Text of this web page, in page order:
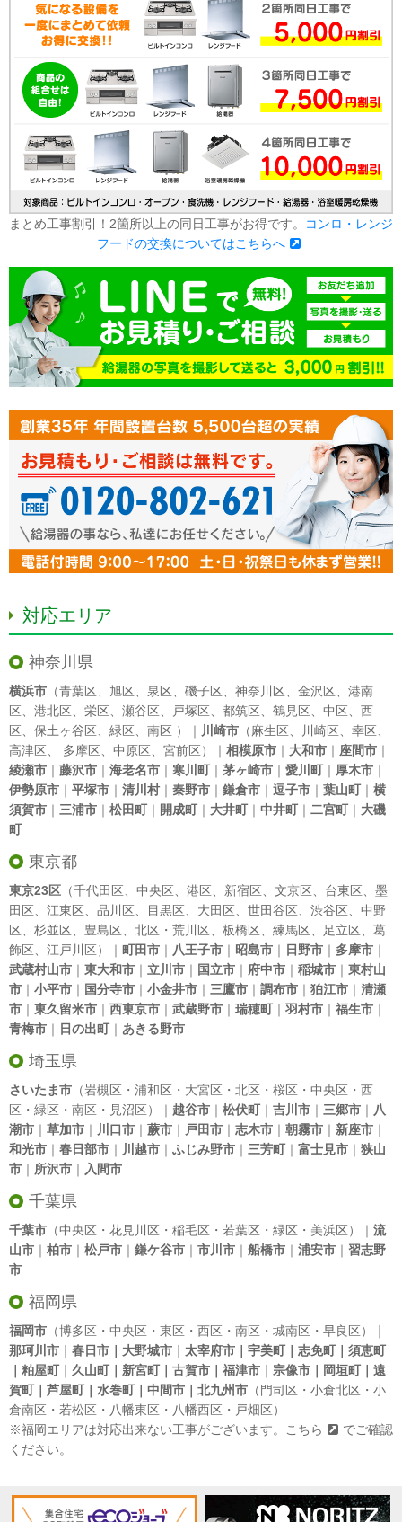
まとめ工事割引！2箇所以上の同日工事がお得です。
コンロ・レンジ
フードの交換についてはこちらへ
対応エリア
神奈川県
横浜市 （青葉区 旭区 泉区 磯子区 神奈川区 金沢区
港南
区
港北区 栄区 瀬谷区 戸塚区 都筑区 鶴見区 中区
西
区
保土ヶ谷区 緑区 南区 ）｜ 川崎市 （麻生区 川崎区 幸区
高津区
多摩区 中原区 宮前区）｜ 相模原市 ｜ 大和市 ｜ 座間市 ｜
綾瀬市 ｜ 藤沢市 ｜ 海老名市 ｜ 寒川町｜ 茅ヶ崎市 ｜ 愛川町｜ 厚木市 ｜
伊勢原市 ｜ 平塚市 ｜ 清川村｜ 秦野市 ｜ 鎌倉市 ｜ 逗子市 ｜ 葉山町｜ 横
須賀市 ｜ 三浦市 ｜ 松田町｜ 開成町｜ 大井町｜ 中井町｜ 二宮町｜ 大磯
町
東京都
東京23区 （千代田区 中央区 港区 新宿区 文京区 台東区
墨
田区
江東区 品川区 目黒区 大田区 世田谷区 渋谷区
中野
区
杉並区 豊島区 北区 ・ 荒川区 板橋区 練馬区 足立区
葛
飾区
江戸川区）｜ 町田市 ｜ 八王子市 ｜ 昭島市 ｜ 日野市 ｜ 多摩市 ｜
武蔵村山市 ｜ 東大和市 ｜ 立川市 ｜ 国立市 ｜ 府中市 ｜ 稲城市 ｜ 東村山
市 ｜ 小平市 ｜ 国分寺市 ｜ 小金井市 ｜ 三鷹市 ｜ 調布市 ｜ 狛江市 ｜ 清瀬
市 ｜ 東久留米市 ｜ 西東京市 ｜ 武蔵野市 ｜ 瑞穂町｜ 羽村市 ｜ 福生市 ｜
青梅市 ｜ 日の出町｜ あきる野市
埼玉県
さいたま市 （岩槻区・浦和区・大宮区・北区・桜区・中央区・西
区・緑区・南区・見沼区）｜ 越谷市 ｜ 松伏町｜ 吉川市 ｜ 三郷市 ｜ 八
潮市 ｜ 草加市 ｜ 川口市 ｜ 蕨市 ｜ 戸田市 ｜ 志木市 ｜ 朝霧市 ｜ 新座市 ｜
和光市 ｜ 春日部市 ｜ 川越市 ｜ ふじみ野市 ｜ 三芳町｜ 富士見市 ｜ 狭山
市 ｜ 所沢市 ｜ 入間市
千葉県
千葉市 （中央区・花見川区・稲毛区・若葉区・緑区・美浜区）｜ 流
山市 ｜ 柏市 ｜ 松戸市 ｜ 鎌ケ谷市 ｜ 市川市 ｜ 船橋市 ｜ 浦安市 ｜ 習志野
市
福岡県
福岡市 （博多区・中央区・東区・西区・南区・城南区・早良区）
那珂川市｜春日市｜大野城市｜太宰府市｜宇美町｜志免町｜須恵町
｜粕屋町｜久山町｜新宮町｜古賀市｜福津市｜宗像市｜岡垣町｜遠
賀町｜芦屋町｜水巻町｜中間市｜北九州市 （門司区・小倉北区・小
倉南区・若松区・八幡東区・八幡西区・戸畑区）
※福岡エリアは対応出来ない工事がございます。
こちら
でご確認
ください。